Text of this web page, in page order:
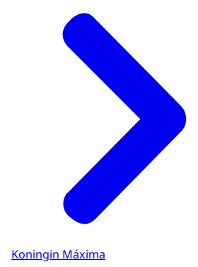
Koningin Máxima